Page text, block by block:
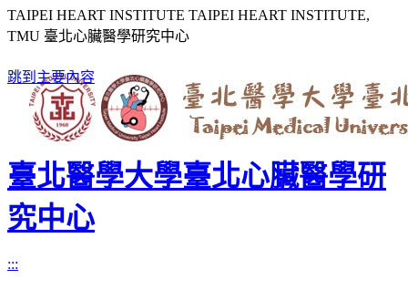
TAIPEI HEART INSTITUTE TAIPEI HEART INSTITUTE,
TMU 臺北心臟醫學研究中心
跳到主要內容
臺北醫學大學臺北心臟醫學研
究中心
:::